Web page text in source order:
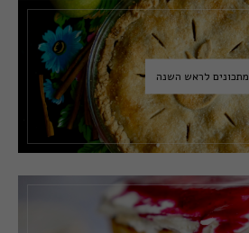
מתכונים לראש השנה